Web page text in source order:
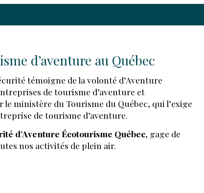
d’aventure au Québec
témoigne de la volonté d’Aventure
de tourisme d’aventure et
le ministère du Tourisme du Québec, qui l’exige
de tourisme d’aventure.
d’Aventure Écotourisme Québec, gage de
nos activités de plein air.